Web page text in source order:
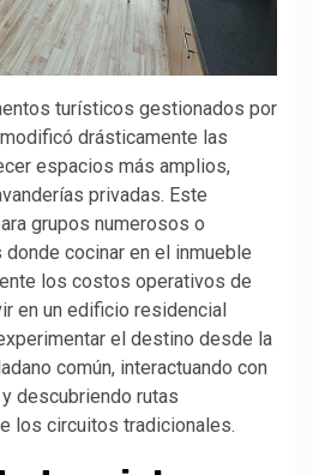
turísticos gestionados por
drásticamente las
espacios más amplios,
privadas. Este
grupos numerosos o
cocinar en el inmueble
los costos operativos de
en un edificio residencial
el destino desde la
común, interactuando con
descubriendo rutas
los circuitos tradicionales.